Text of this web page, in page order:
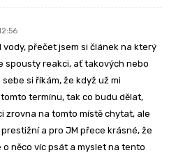
vody, přečet jsem si článek na který
spousty reakci, ať takových nebo
si říkám, že když už mi
termínu, tak co budu dělat,
zrovna na tomto místě chytat, ale
a pro JM přece krásné, že
o něco víc psát a myslet na tento